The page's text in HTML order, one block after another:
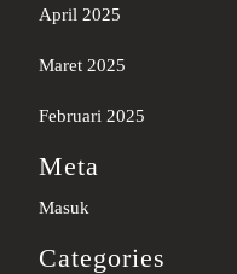
April 2025
Maret 2025
Februari 2025
Meta
Masuk
Categories